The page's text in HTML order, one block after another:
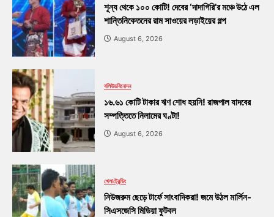
শূন্য থেকে ১০০ কোটি! দেবের ‘দাদাগিরি’র মঞ্চে উঠে এল
শান্তিনিকেতনের রাম সাওয়ের লড়াইয়ের গল্প
August 6, 2026
বলিউডবিনোদন
১৬.৬১ কোটি টাকার ঋণ শোধ হয়নি! রাজপাল যাদবের
সম্পত্তিতে নিলামের ঘণ্টা!
August 6, 2026
খেলাট্রেন্ডিং
নিউজরুম ছেড়ে টার্ফে সাংবাদিকরা! জমে উঠল মার্লিন-
সিএসজেসি মিডিয়া ফুটবল